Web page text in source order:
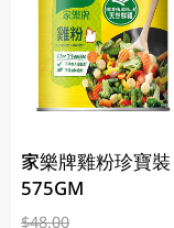
家樂牌雞粉珍寶裝
575GM
$48.00